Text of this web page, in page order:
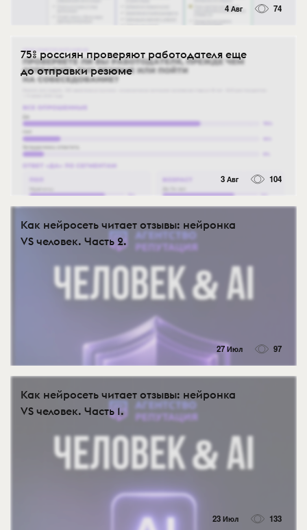
4 Авг 74
75% россиян проверяют работодателя еще
до отправки резюме
3 Авг 104
Как нейросеть читает отзывы: нейронка
VS человек. Часть 2.
27 Июл 97
Как нейросеть читает отзывы: нейронка
VS человек. Часть 1.
23 Июл 133